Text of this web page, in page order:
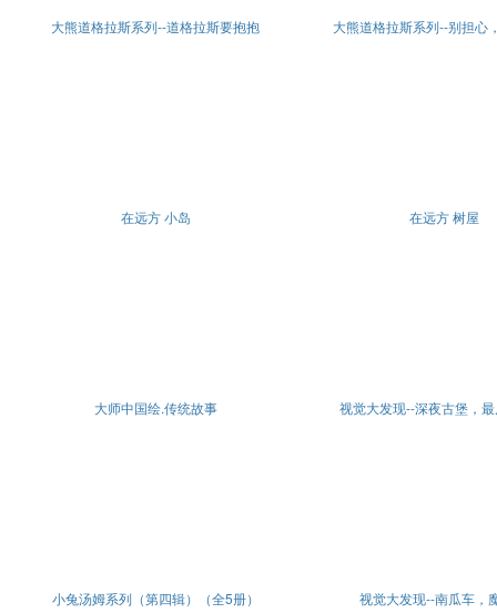
大熊道格拉斯系列--道格拉斯要抱抱 大熊道格拉斯系列--别担心
在远方 小岛 在远方 树屋
大师中国绘.传统故事 视觉大发现--深夜古堡，
小兔汤姆系列（第四辑）（全5册） 视觉大发现--南瓜车，